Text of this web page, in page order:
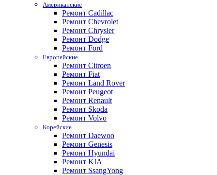
Американские
Ремонт Cadillac
Ремонт Chevrolet
Ремонт Chrysler
Ремонт Dodge
Ремонт Ford
Европейские
Ремонт Citroen
Ремонт Fiat
Ремонт Land Rover
Ремонт Peugeot
Ремонт Renault
Ремонт Skoda
Ремонт Volvo
Корейские
Ремонт Daewoo
Ремонт Genesis
Ремонт Hyundai
Ремонт KIA
Ремонт SsangYong